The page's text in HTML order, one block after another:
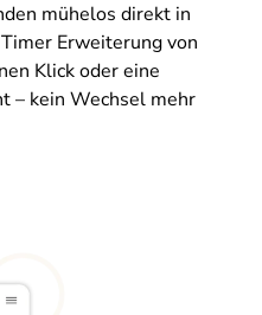
mühelos direkt in
Erweiterung von
Klick oder eine
– kein Wechsel mehr